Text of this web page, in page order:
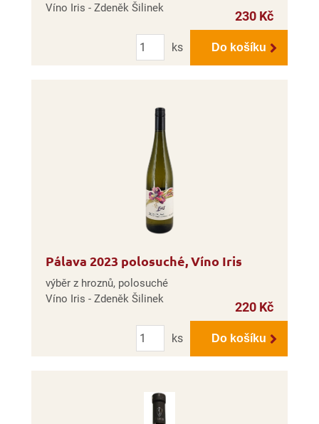
Víno Iris - Zdeněk Šilinek
230 Kč
Počet
ks
Do košíku
Pálava 2023 polosuché, Víno Iris
výběr z hroznů, polosuché
Víno Iris - Zdeněk Šilinek
220 Kč
Počet
ks
Do košíku